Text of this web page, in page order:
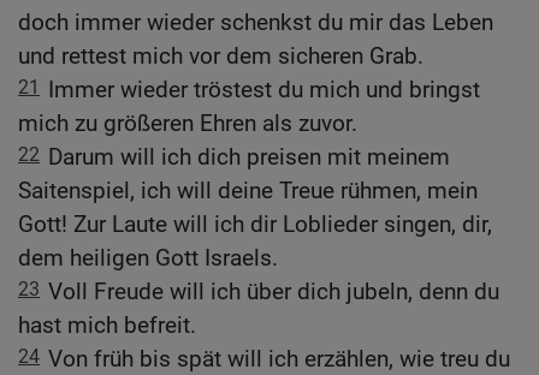
doch immer wieder schenkst du mir das Leben
und rettest mich vor dem sicheren Grab.
21
Immer wieder tröstest du mich und bringst
mich zu größeren Ehren als zuvor.
22 Darum will ich dich preisen mit meinem
Saitenspiel, ich will deine Treue rühmen, mein
Gott! Zur Laute will ich dir Loblieder singen, dir,
dem heiligen Gott Israels.
23 Voll Freude will ich über dich jubeln, denn du
hast mich befreit.
24 Von früh bis spät will ich erzählen, wie treu du